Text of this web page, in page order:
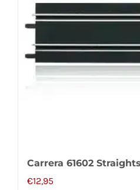
Carrera 61602
€12,95